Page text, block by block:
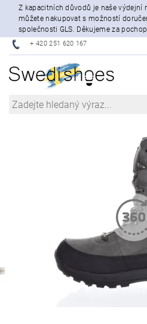
Z kapacitních důvodů je naše výdejní
můžete nakupovat s možností
společnosti GLS. Děkujeme za
+ 420 251 620 167